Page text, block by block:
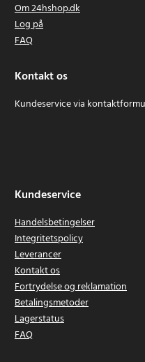
Om 24hshop.dk
Log på
FAQ
Kontakt os
Kundeservice via
Kundeservice
Handelsbetingelser
Integritetspolicy
Leverancer
Kontakt os
Fortrydelse og reklamation
Betalingsmetoder
Lagerstatus
FAQ